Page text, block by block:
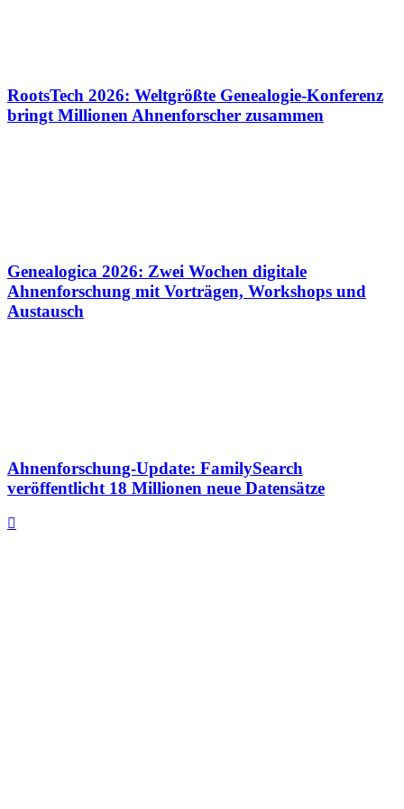
RootsTech 2026: Weltgrößte Genealogie-Konferenz
bringt Millionen Ahnenforscher zusammen
Genealogica 2026: Zwei Wochen digitale
Ahnenforschung mit Vorträgen, Workshops und
Austausch
Ahnenforschung-Update: FamilySearch
veröffentlicht 18 Millionen neue Datensätze